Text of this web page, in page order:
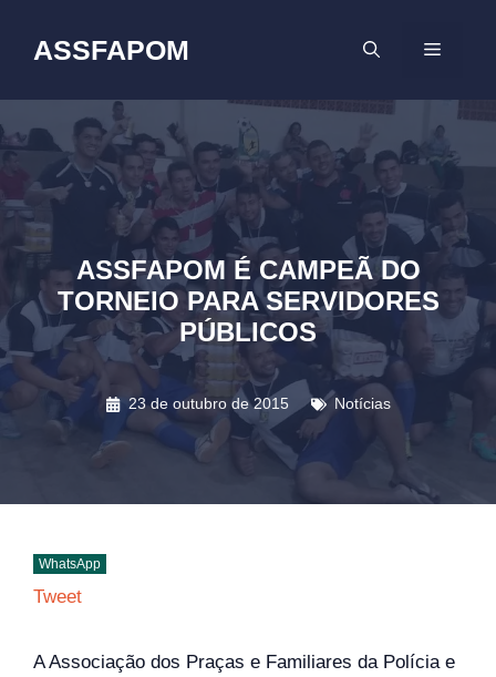
conteúdo
ASSFAPOM MENU
ASSFAPOM É CAMPEÃ DO
TORNEIO PARA SERVIDORES
PÚBLICOS
23 de outubro de 2015 Notícias
WhatsApp
Tweet
A Associação dos Praças e Familiares da Polícia e